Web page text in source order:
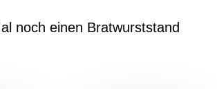
noch einen Bratwurststand